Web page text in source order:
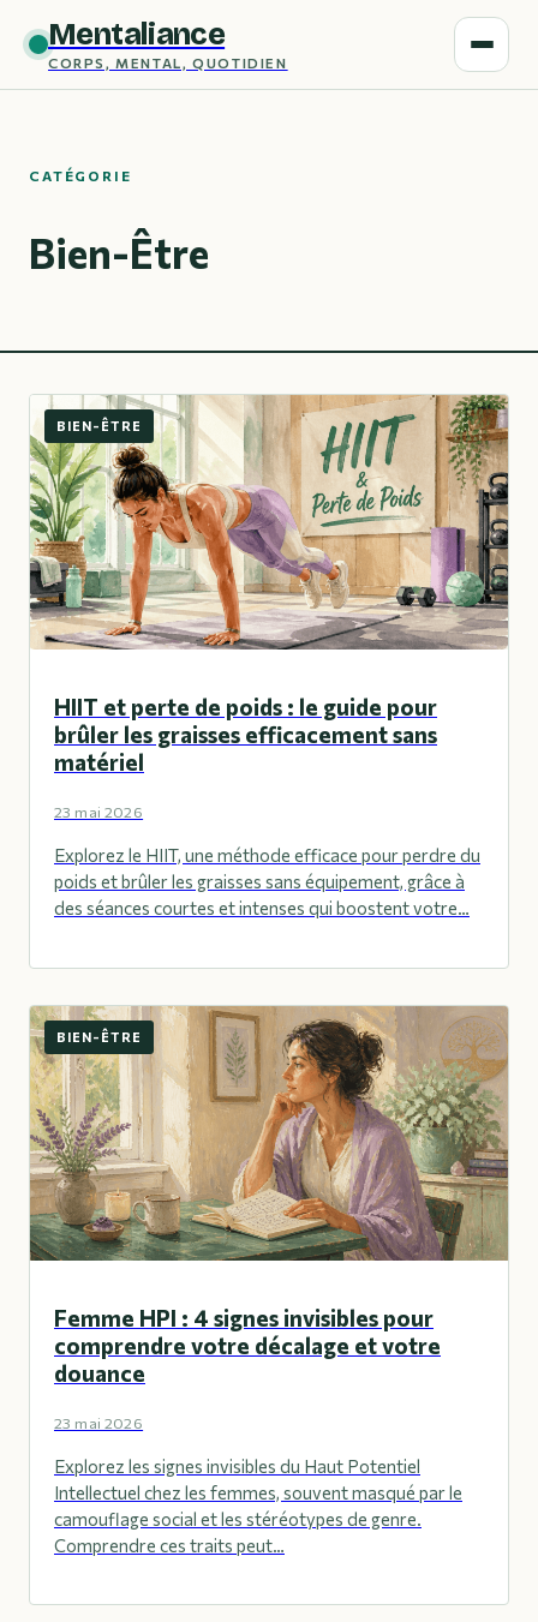
Mentaliance
CORPS, MENTAL, QUOTIDIEN
CATÉGORIE
Bien-Être
BIEN-ÊTRE
HIIT et perte de poids : le guide pour
brûler les graisses efficacement sans
matériel
23 mai 2026
Explorez le HIIT, une méthode efficace pour perdre du
poids et brûler les graisses sans équipement, grâce à
des séances courtes et intenses qui boostent votre…
BIEN-ÊTRE
Femme HPI : 4 signes invisibles pour
comprendre votre décalage et votre
douance
23 mai 2026
Explorez les signes invisibles du Haut Potentiel
Intellectuel chez les femmes, souvent masqué par le
camouflage social et les stéréotypes de genre.
Comprendre ces traits peut…